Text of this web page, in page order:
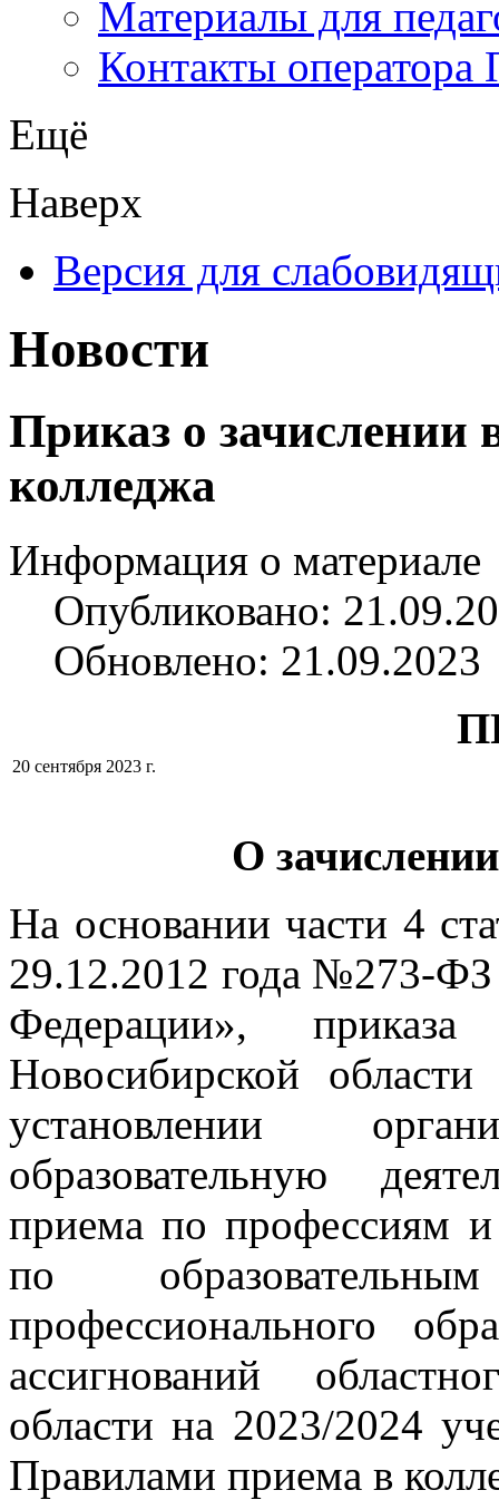
Материалы для
Контакты оператора
Ещё
Наверх
Версия для
Новости
Приказ о зачислении
колледжа
Информация о материале
Опубликовано:
Обновлено: 21.09.2023
20 сентября 2023 г.
О
На основании части 4
29.12.2012 года №273-ФЗ
Федерации», приказа
Новосибирской
установлении
образовательную
приема по профессиям и
по
профессионального
ассигнований
области на 2023/2024
Правилами приема в